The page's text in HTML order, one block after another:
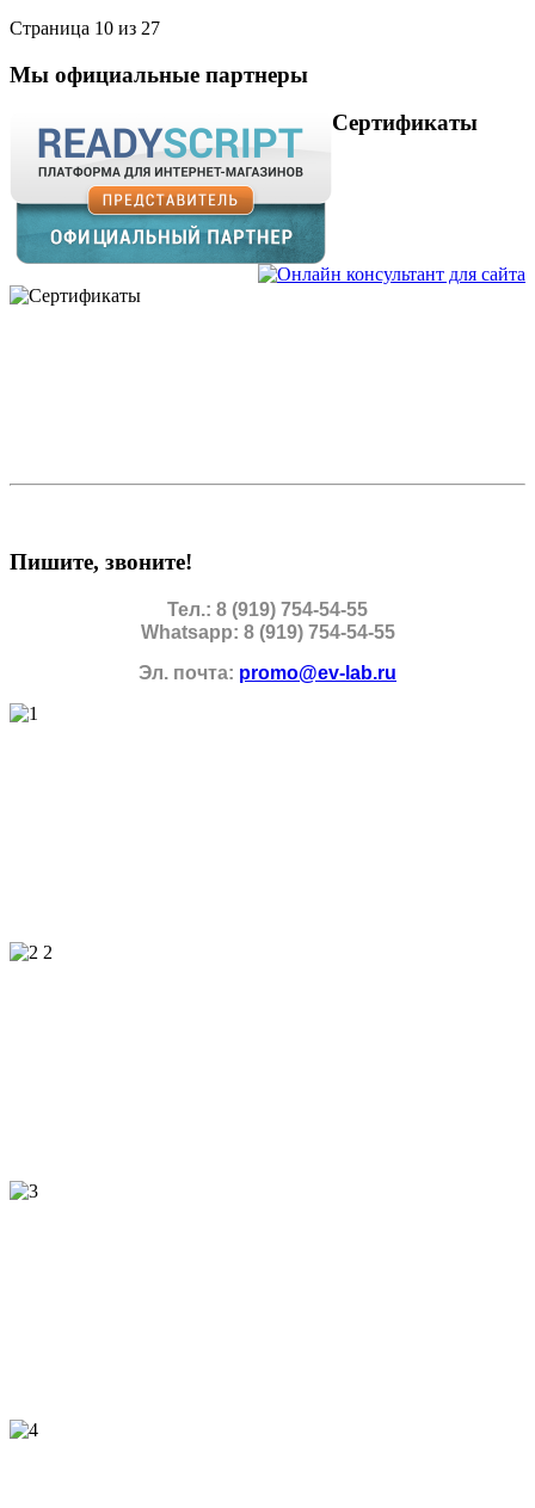
Страница 10 из 27
Мы официальные партнеры
Сертификаты
Пишите, звоните!
Тел.: 8 (919) 754-54-55
Whatsapp: 8 (919) 754-54-55
Эл. почта: promo@ev-lab.ru